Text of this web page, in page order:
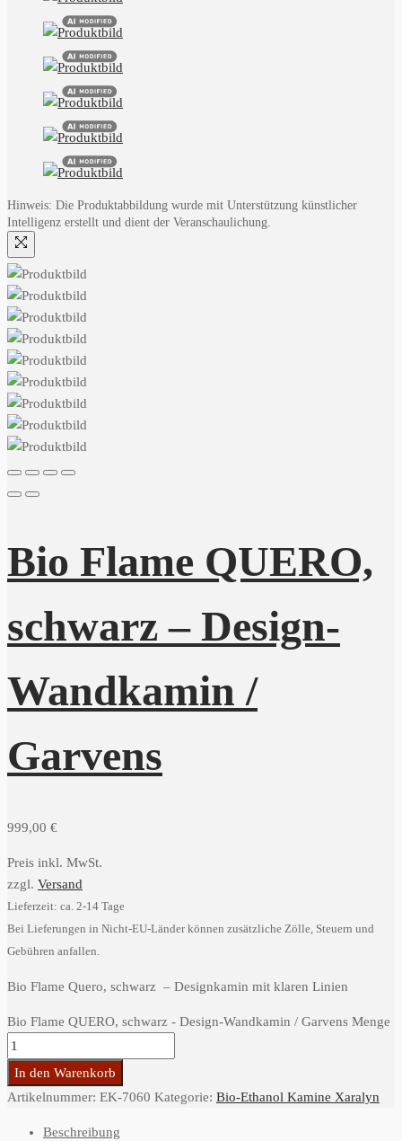
Hinweis: Die Produktabbildung wurde mit Unterstützung künstlicher
Intelligenz erstellt und dient der Veranschaulichung.
Bio Flame QUERO,
schwarz – Design-
Wandkamin /
Garvens
999,00 €
Preis inkl. MwSt.
zzgl. Versand
Lieferzeit: ca. 2-14 Tage
Bei Lieferungen in Nicht-EU-Länder können zusätzliche Zölle, Steuern und
Gebühren anfallen.
Bio Flame Quero, schwarz – Designkamin mit klaren Linien
Bio Flame QUERO, schwarz - Design-Wandkamin / Garvens Menge
In den Warenkorb
Artikelnummer: EK-7060 Kategorie: Bio-Ethanol Kamine Xaralyn
Beschreibung